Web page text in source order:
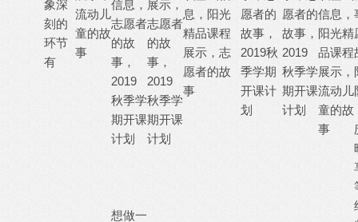
象深
刻的
环节
有
流动儿
童的故
事
信息，
志愿者
的故
事，
2019
秋季学
期开课
计划
展示，
志愿者
的故
事，
2019
秋季学
期开课
计划
息，阳光
精品课程
展示，志
愿者的故
事
愿者的
故事，
2019秋
季学期
开课计
划
愿者的
故事，
2019
秋季学
期开课
计划
信息，
阳光精
品课程
展示，
流动儿
童的故
事
想做一